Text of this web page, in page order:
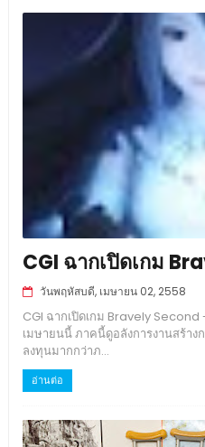
CGI ฉากเปิดเกม
วันพฤหัสบดี, เมษายน 02, 2558
CGI ฉากเปิดเกม Bravely
เมษายนนี้ ภาคนี้ดูอลังการงานสร้าง
ลงทุนมากกว่าภ...
อ่านต่อ